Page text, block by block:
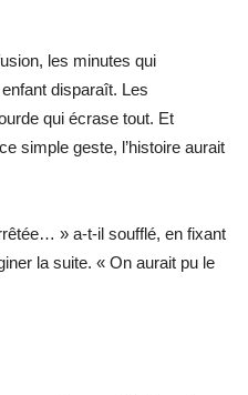
les minutes qui
disparaît. Les
qui écrase tout. Et
simple geste, l’histoire aurait
» a-t-il soufflé, en fixant
la suite. « On aurait pu le